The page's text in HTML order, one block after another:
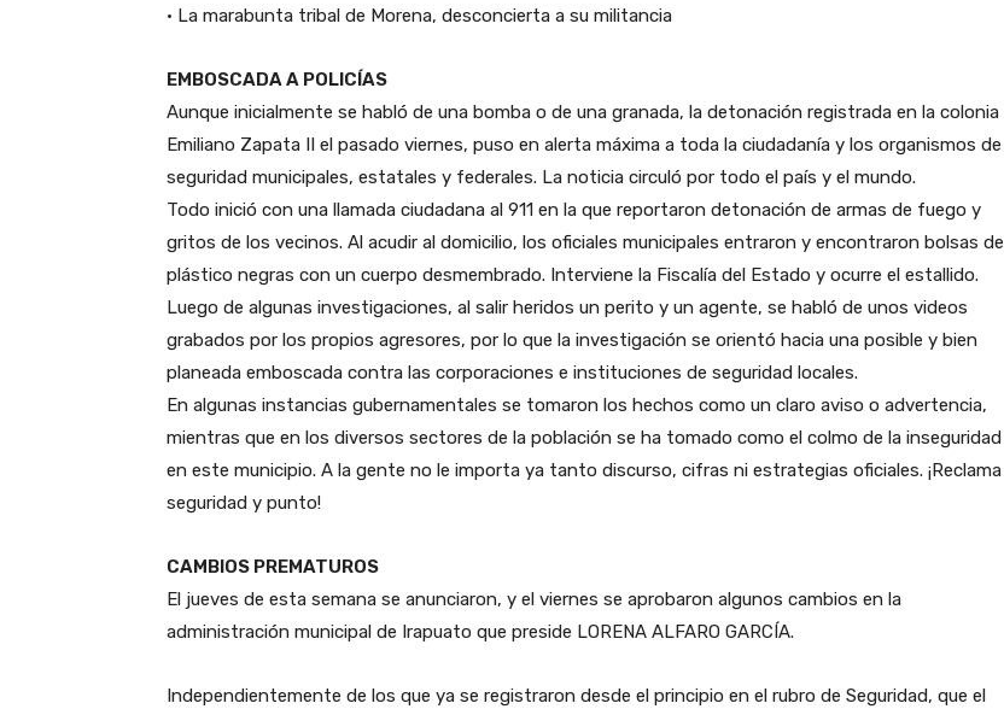
• La marabunta tribal de Morena, desconcierta a su militancia
EMBOSCADA A POLICÍAS
Aunque inicialmente se habló de una bomba o de una granada, la detonación registrada en la colonia
Emiliano Zapata II el pasado viernes, puso en alerta máxima a toda la ciudadanía y los organismos de
seguridad municipales, estatales y federales. La noticia circuló por todo el país y el mundo.
Todo inició con una llamada ciudadana al 911 en la que reportaron detonación de armas de fuego y
gritos de los vecinos. Al acudir al domicilio, los oficiales municipales entraron y encontraron bolsas de
plástico negras con un cuerpo desmembrado. Interviene la Fiscalía del Estado y ocurre el estallido.
Luego de algunas investigaciones, al salir heridos un perito y un agente, se habló de unos videos
grabados por los propios agresores, por lo que la investigación se orientó hacia una posible y bien
planeada emboscada contra las corporaciones e instituciones de seguridad locales.
En algunas instancias gubernamentales se tomaron los hechos como un claro aviso o advertencia,
mientras que en los diversos sectores de la población se ha tomado como el colmo de la inseguridad
en este municipio. A la gente no le importa ya tanto discurso, cifras ni estrategias oficiales. ¡Reclama
seguridad y punto!
CAMBIOS PREMATUROS
El jueves de esta semana se anunciaron, y el viernes se aprobaron algunos cambios en la
administración municipal de Irapuato que preside LORENA ALFARO GARCÍA.
Independientemente de los que ya se registraron desde el principio en el rubro de Seguridad, que el